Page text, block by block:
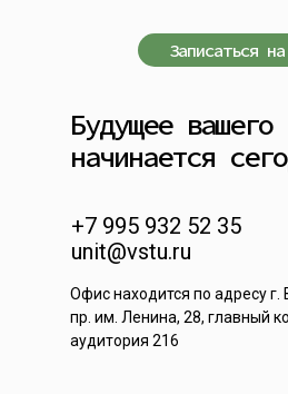
Записаться
Будущее вашего
начинается
+7 995 932 52 35
unit@vstu.ru
Офис находится по адресу г.
пр. им. Ленина, 28, главный
аудитория 216